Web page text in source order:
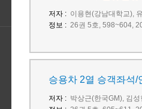
저자 : 이용현(강남대학교),
정보 : 26권 5호, 598~604,
승용차 2열 승객좌석/
저자 : 박상근(한국GM), 김